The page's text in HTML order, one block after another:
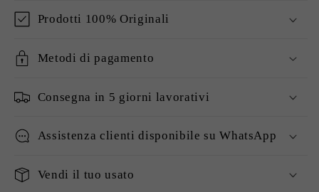
Prodotti 100% Originali
Metodi di pagamento
Consegna in 5 giorni lavorativi
Assistenza clienti disponibile su WhatsApp
Vendi il tuo usato